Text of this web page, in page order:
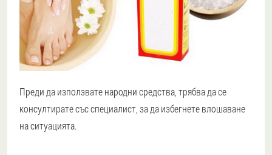
Преди да използвате народни средства, трябва да се
консултирате със специалист, за да избегнете влошаване
на ситуацията.